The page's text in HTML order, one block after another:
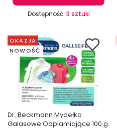
Dostępność: 3 sztuki
OKAZJA
NOWOŚĆ
Dr. Beckmann Mydełko
Galasowe Odplamiające 100 g